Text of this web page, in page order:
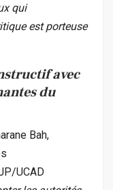
qui
est porteuse
avec
du
Bah,
UCAD